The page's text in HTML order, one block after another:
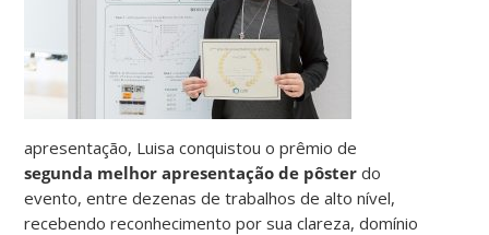
apresentação, Luisa conquistou o prêmio de
segunda melhor apresentação de pôster do
evento, entre dezenas de trabalhos de alto nível,
recebendo reconhecimento por sua clareza, domínio